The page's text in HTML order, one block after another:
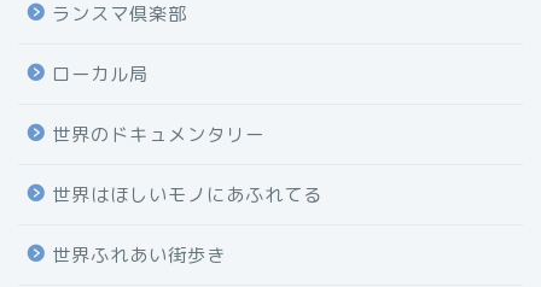
ランスマ倶楽部
ローカル局
世界のドキュメンタリー
世界はほしいモノにあふれてる
世界ふれあい街歩き